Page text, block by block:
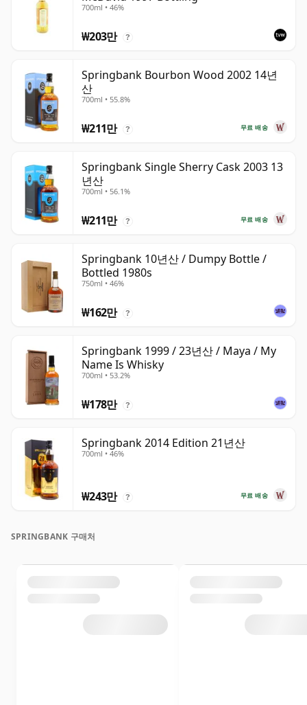
700ml • 46%
₩203만 ?
Springbank Bourbon Wood 2002 14년
산
700ml • 55.8%
무료 배송
₩211만 ?
Springbank Single Sherry Cask 2003 13
년산
700ml • 56.1%
무료 배송
₩211만 ?
Springbank 10년산 / Dumpy Bottle /
Bottled 1980s
750ml • 46%
₩162만 ?
Springbank 1999 / 23년산 / Maya / My
Name Is Whisky
700ml • 53.2%
₩178만 ?
Springbank 2014 Edition 21년산
700ml • 46%
무료 배송
₩243만 ?
SPRINGBANK 구매처